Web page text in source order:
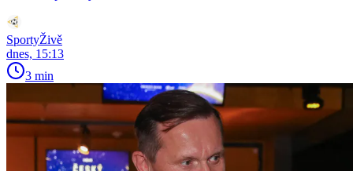
SportyŽivě
dnes, 15:13
3 min